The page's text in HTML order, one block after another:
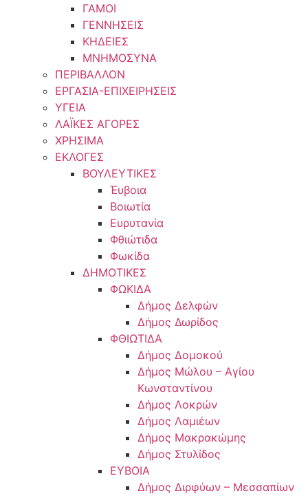
ΓΑΜΟΙ
ΓΕΝΝΗΣΕΙΣ
ΚΗΔΕΙΕΣ
ΜΝΗΜΟΣΥΝΑ
ΠΕΡΙΒΑΛΛΟΝ
ΕΡΓΑΣΙΑ-ΕΠΙΧΕΙΡΗΣΕΙΣ
ΥΓΕΙΑ
ΛΑΪΚΕΣ ΑΓΟΡΕΣ
ΧΡΗΣΙΜΑ
ΕΚΛΟΓΕΣ
ΒΟΥΛΕΥΤΙΚΕΣ
Έυβοια
Βοιωτία
Ευρυτανία
Φθιώτιδα
Φωκίδα
ΔΗΜΟΤΙΚΕΣ
ΦΩΚΙΔΑ
Δήμος Δελφών
Δήμος Δωρίδος
ΦΘΙΩΤΙΔΑ
Δήμος Δομοκού
Δήμος Μώλου – Αγίου
Κωνσταντίνου
Δήμος Λοκρών
Δήμος Λαμιέων
Δήμος Μακρακώμης
Δήμος Στυλίδος
ΕΥΒΟΙΑ
Δήμος Διρφύων – Μεσσαπίων